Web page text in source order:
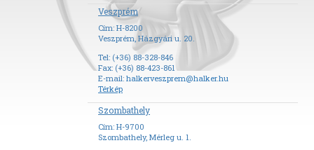
Veszprém
Cím: H-8200
Veszprém, Házgyári u. 20.
Tel: (+36) 88-328-846
Fax: (+36) 88-423-861
E-mail: halkerveszprem@halker.hu
Térkép
Szombathely
Cím: H-9700
Szombathely, Mérleg u. 1.